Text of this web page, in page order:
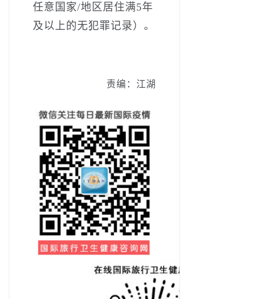
任意国家/地区居住满5年
及以上的无犯罪记录）。
责编：江湖